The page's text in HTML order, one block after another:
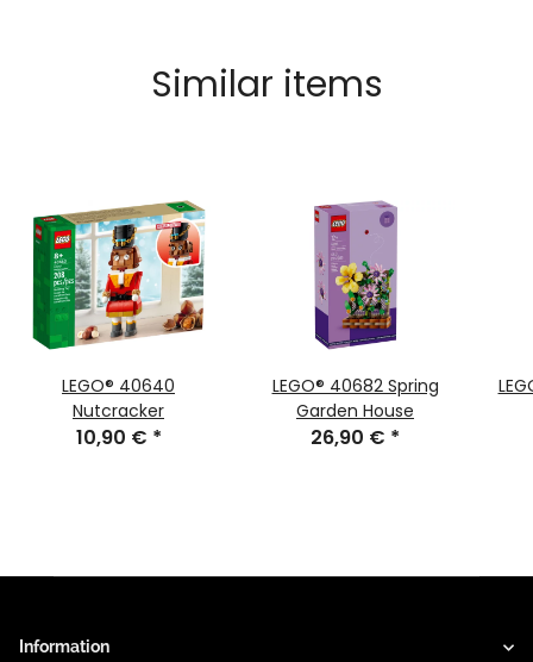
Similar items
LEGO® 40640
Nutcracker
10,90 € *
LEGO® 40682 Spring
Garden House
26,90 € *
Information